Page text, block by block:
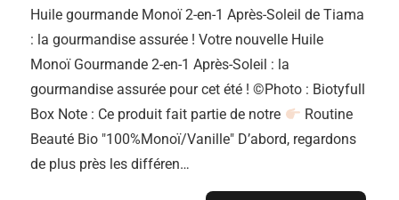
Huile gourmande Monoï 2-en-1 Après-Soleil de Tiama
: la gourmandise assurée ! Votre nouvelle Huile
Monoï Gourmande 2-en-1 Après-Soleil : la
gourmandise assurée pour cet été ! ©Photo : Biotyfull
Box Note : Ce produit fait partie de notre
Routine
Beauté Bio "100%Monoï/Vanille" D’abord, regardons
de plus près les différen…